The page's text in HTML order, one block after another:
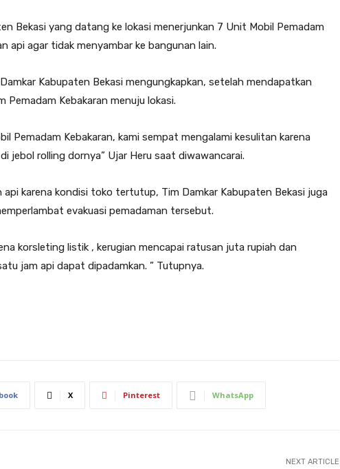
Bekasi yang datang ke lokasi menerjunkan 7 Unit Mobil Pemadam
api agar tidak menyambar ke bangunan lain.
Kabupaten Bekasi mengungkapkan, setelah mendapatkan
Pemadam Kebakaran menuju lokasi.
Pemadam Kebakaran, kami sempat mengalami kesulitan karena
jebol rolling dornya” Ujar Heru saat diwawancarai.
api karena kondisi toko tertutup, Tim Damkar Kabupaten Bekasi juga
evakuasi pemadaman tersebut.
korsleting listik , kerugian mencapai ratusan juta rupiah dan
jam api dapat dipadamkan. ” Tutupnya.
X Pinterest WhatsApp
NEXT ARTICLE